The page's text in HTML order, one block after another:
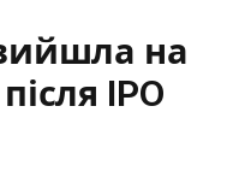
на
IPO